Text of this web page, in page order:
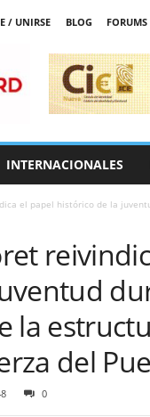
/ UNIRSE BLOG FORUMS
INTERNACIONALES
el papel histórico de la
la
del
0